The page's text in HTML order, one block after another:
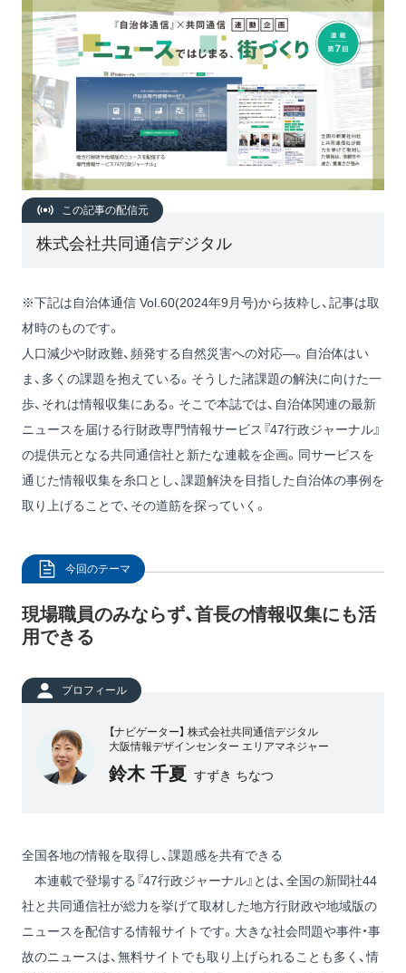
この記事の配信元
株式会社共同通信デジタル
※下記は自治体通信 Vol.60(2024年9月号)から抜粋し、記事は取
材時のものです。
人口減少や財政難、頻発する自然災害への対応―。自治体はい
ま、多くの課題を抱えている。そうした諸課題の解決に向けた一
歩、それは情報収集にある。そこで本誌では、自治体関連の最新
ニュースを届ける行財政専門情報サービス『47行政ジャーナル』
の提供元となる共同通信社と新たな連載を企画。同サービスを
通じた情報収集を糸口とし、課題解決を目指した自治体の事例を
取り上げることで、その道筋を探っていく。
今回のテーマ
現場職員のみならず、首長の情報収集にも活
用できる
プロフィール
【ナビゲーター】 株式会社共同通信デジタル
大阪情報デザインセンター エリアマネジャー
鈴木 千夏 すずき ちなつ
全国各地の情報を取得し、課題感を共有できる
本連載で登場する『47行政ジャーナル』とは、全国の新聞社44
社と共同通信社が総力を挙げて取材した地方行財政や地域版の
ニュースを配信する情報サイトです。大きな社会問題や事件・事
故のニュースは、無料サイトでも取り上げられることも多く、情